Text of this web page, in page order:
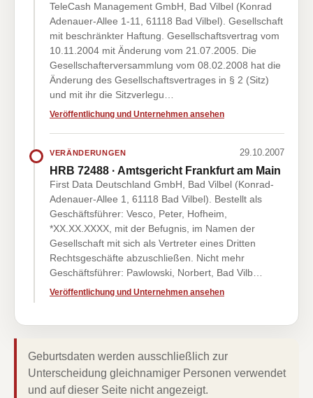
TeleCash Management GmbH, Bad Vilbel (Konrad
Adenauer-Allee 1-11, 61118 Bad Vilbel). Gesellschaft
mit beschränkter Haftung. Gesellschaftsvertrag vom
10.11.2004 mit Änderung vom 21.07.2005. Die
Gesellschafterversammlung vom 08.02.2008 hat die
Änderung des Gesellschaftsvertrages in § 2 (Sitz)
und mit ihr die Sitzverlegu…
Veröffentlichung und Unternehmen ansehen
VERÄNDERUNGEN 29.10.2007
HRB 72488 · Amtsgericht Frankfurt am Main
First Data Deutschland GmbH, Bad Vilbel (Konrad-
Adenauer-Allee 1, 61118 Bad Vilbel). Bestellt als
Geschäftsführer: Vesco, Peter, Hofheim,
*XX.XX.XXXX, mit der Befugnis, im Namen der
Gesellschaft mit sich als Vertreter eines Dritten
Rechtsgeschäfte abzuschließen. Nicht mehr
Geschäftsführer: Pawlowski, Norbert, Bad Vilb…
Veröffentlichung und Unternehmen ansehen
Geburtsdaten werden ausschließlich zur
Unterscheidung gleichnamiger Personen verwendet
und auf dieser Seite nicht angezeigt.